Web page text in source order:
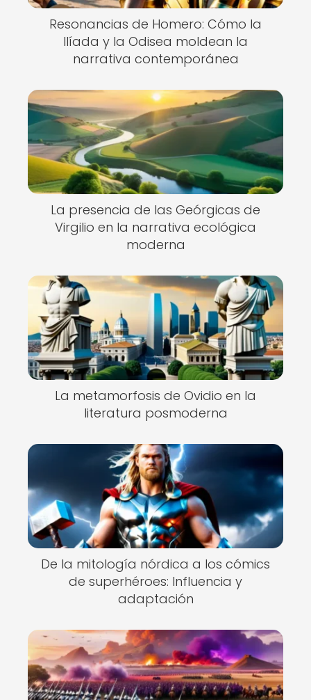
Resonancias de Homero: Cómo la
Ilíada y la Odisea moldean la
narrativa contemporánea
La presencia de las Geórgicas de
Virgilio en la narrativa ecológica
moderna
La metamorfosis de Ovidio en la
literatura posmoderna
De la mitología nórdica a los cómics
de superhéroes: Influencia y
adaptación